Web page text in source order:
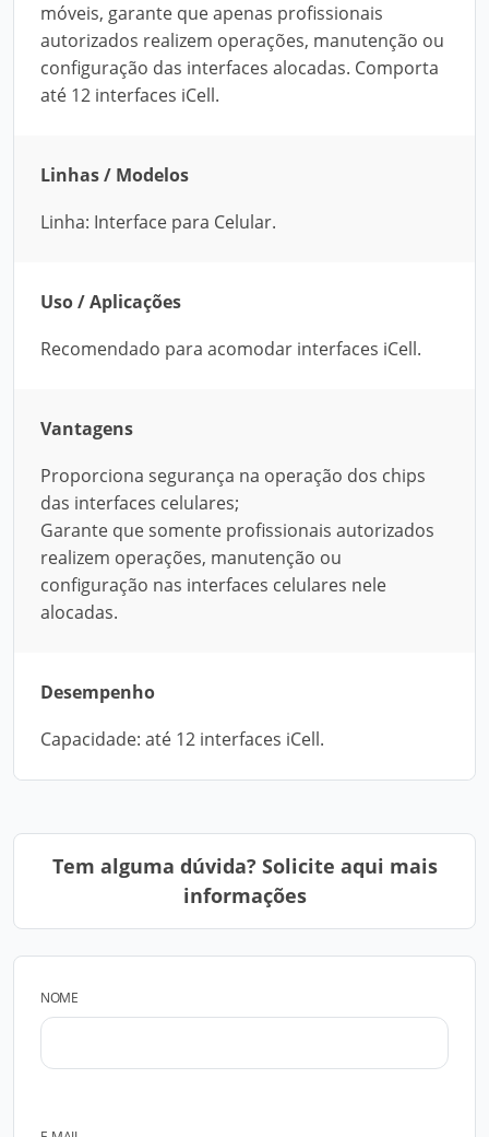
móveis, garante que apenas profissionais
autorizados realizem operações, manutenção ou
configuração das interfaces alocadas. Comporta
até 12 interfaces iCell.
Linhas / Modelos
Linha: Interface para Celular.
Uso / Aplicações
Recomendado para acomodar interfaces iCell.
Vantagens
Proporciona segurança na operação dos chips
das interfaces celulares;
Garante que somente profissionais autorizados
realizem operações, manutenção ou
configuração nas interfaces celulares nele
alocadas.
Desempenho
Capacidade: até 12 interfaces iCell.
Tem alguma dúvida? Solicite aqui mais
informações
NOME